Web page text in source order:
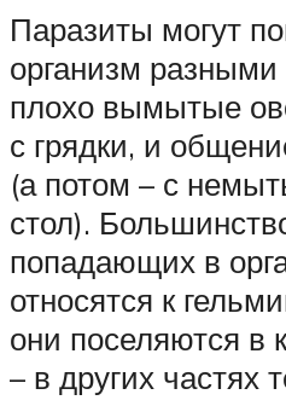
Паразиты могут
организм разными
плохо вымытые
с грядки, и
(а потом – с
стол).
попадающих в
относятся к
они поселяются в
– в других частях